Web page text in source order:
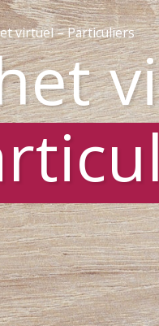
virtuel – Particuliers